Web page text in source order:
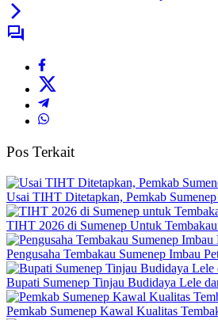
Pos Terkait
Usai TIHT Ditetapkan, Pemkab
TIHT 2026 di Sumenep Untuk
Pengusaha Tembakau Sumenep Imbau
Bupati Sumenep Tinjau Budidaya Lele
Pemkab Sumenep Kawal Kualitas